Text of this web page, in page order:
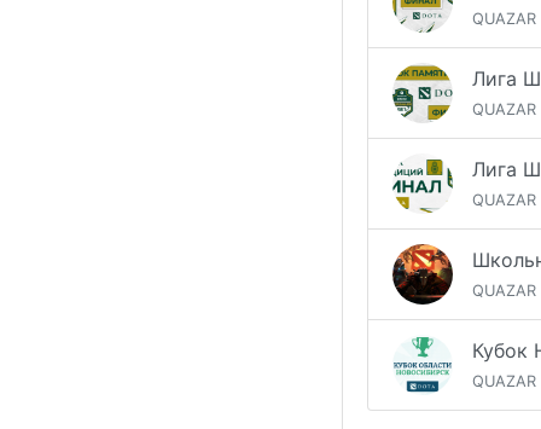
QUAZAR
QUAZAR
QUAZAR
QUAZAR
QUAZAR